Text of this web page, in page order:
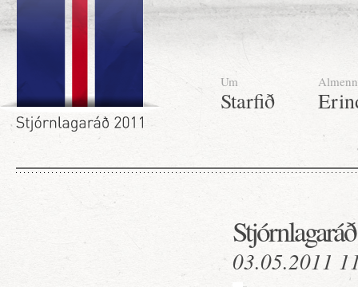
Um
Starfið
Almenn
03.05.2011